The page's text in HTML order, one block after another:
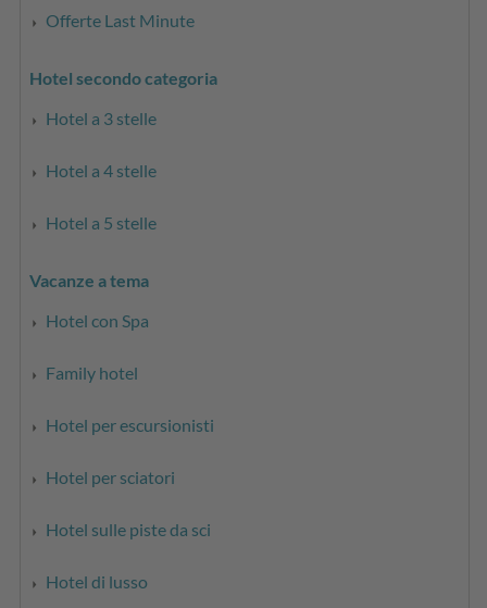
Offerte Last Minute
Hotel secondo categoria
Hotel a 3 stelle
Hotel a 4 stelle
Hotel a 5 stelle
Vacanze a tema
Hotel con Spa
Family hotel
Hotel per escursionisti
Hotel per sciatori
Hotel sulle piste da sci
Hotel di lusso